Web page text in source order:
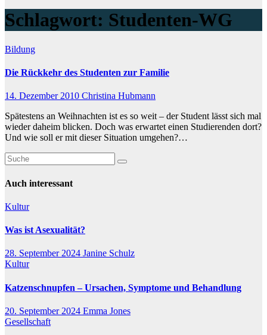
Schlagwort: Studenten-WG
Bildung
Die Rückkehr des Studenten zur Familie
14. Dezember 2010 Christina Hubmann
Spätestens an Weihnachten ist es so weit – der Student lässt sich mal
wieder daheim blicken. Doch was erwartet einen Studierenden dort?
Und wie soll er mit dieser Situation umgehen?…
Auch interessant
Kultur
Was ist Asexualität?
28. September 2024 Janine Schulz
Kultur
Katzenschnupfen – Ursachen, Symptome und Behandlung
20. September 2024 Emma Jones
Gesellschaft